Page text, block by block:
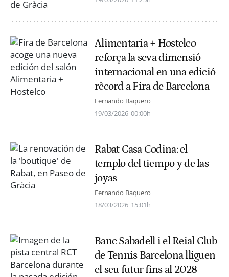
Alimentaria + Hostelco
reforça la seva dimensió
internacional en una edició
rècord a Fira de Barcelona
Fernando Baquero
19/03/2026 00:00h
Rabat Casa Codina: el
templo del tiempo y de las
joyas
Fernando Baquero
18/03/2026 15:01h
Banc Sabadell i el Reial Club
de Tennis Barcelona lliguen
el seu futur fins al 2028